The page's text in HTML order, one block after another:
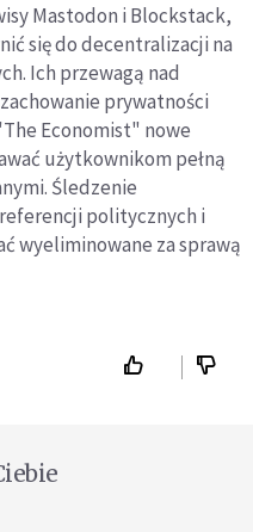
Mastodon i Blockstack,
się do decentralizacji na
Ich przewagą nad
prywatności
Economist" nowe
użytkownikom pełną
Śledzenie
politycznych i
wyeliminowane za sprawą